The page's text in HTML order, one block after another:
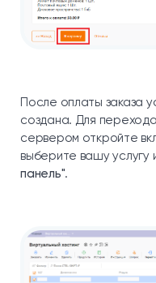
После оплаты заказа
создана. Для
сервером откройте
выберите вашу услугу
панель".